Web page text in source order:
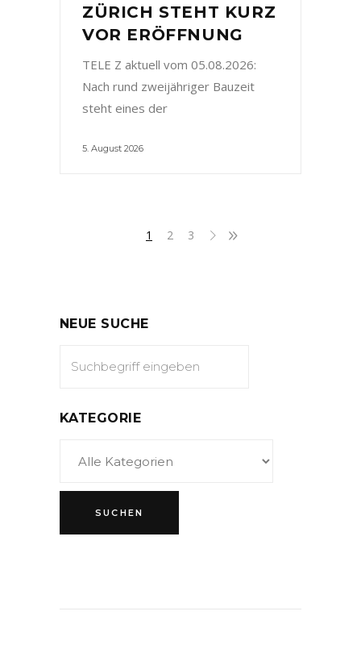
ZÜRICH STEHT KURZ
VOR ERÖFFNUNG
TELE Z aktuell vom 05.08.2026:
Nach rund zweijähriger Bauzeit
steht eines der
5. August 2026
1 2 3
NEUE SUCHE
KATEGORIE